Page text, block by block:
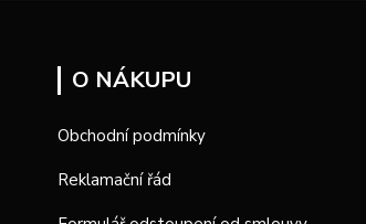
O NÁKUPU
Obchodní podmínky
Reklamační řád